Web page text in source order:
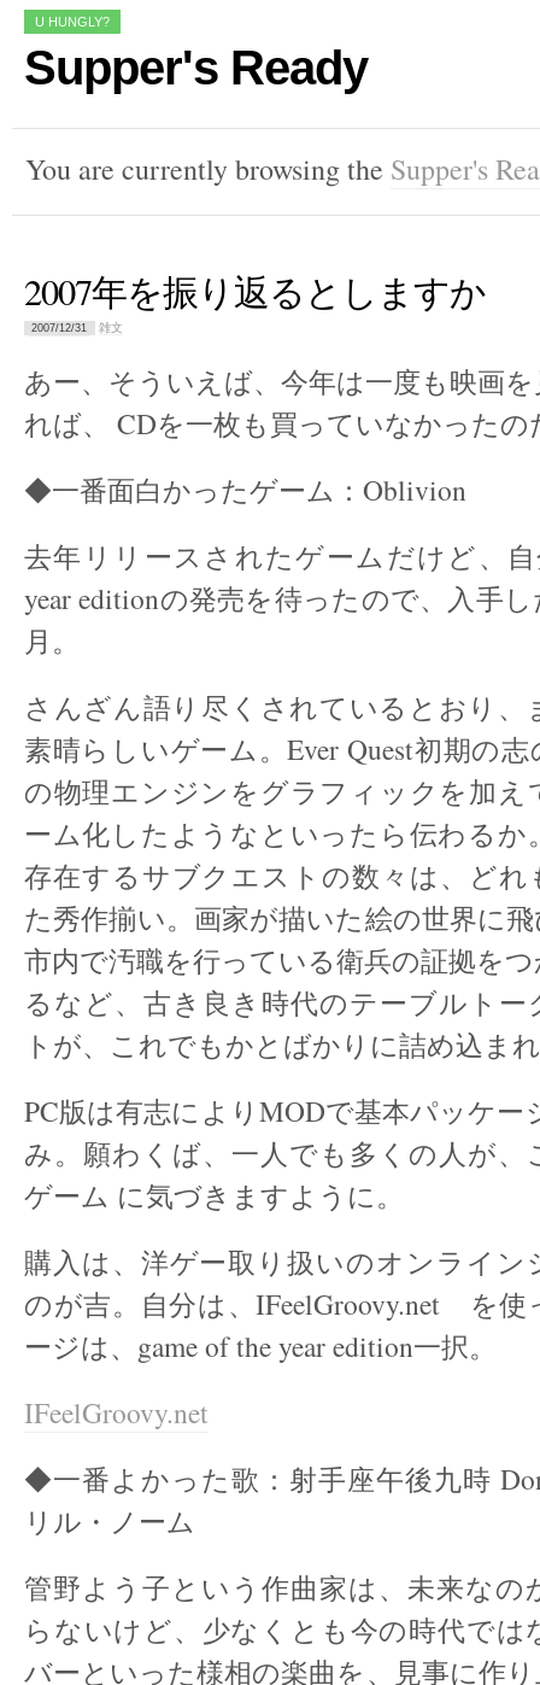
U HUNGLY?
Supper's Ready
You are currently browsing the Supper's
2007年を振り返るとしますか
2007/12/31 雑文
あー、そういえば、今年は一度も映画
れば、 CDを一枚も買っていなかったの
◆一番面白かったゲーム：Oblivion
去年リリースされたゲームだけど、自
year editionの発売を待ったので、入手
月。
さんざん語り尽くされているとおり、
素晴らしいゲーム。Ever Quest初期の
の物理エンジンをグラフィックを加え
ーム化したようなといったら伝わるか
存在するサブクエストの数々は、どれ
た秀作揃い。画家が描いた絵の世界に
市内で汚職を行っている衛兵の証拠を
るなど、古き良き時代のテーブルトー
トが、これでもかとばかりに詰め込ま
PC版は有志によりMODで基本パッケー
み。願わくば、一人でも多くの人が、
ゲーム に気づきますように。
購入は、洋ゲー取り扱いのオンライン
のが吉。自分は、IFeelGroovy.net を
ージは、game of the year edition一択。
IFeelGroovy.net
◆一番よかった歌：射手座午後九時
リル・ノーム
管野よう子という作曲家は、未来なの
らないけど、少なくとも今の時代で
バーといった様相の楽曲を、見事に作